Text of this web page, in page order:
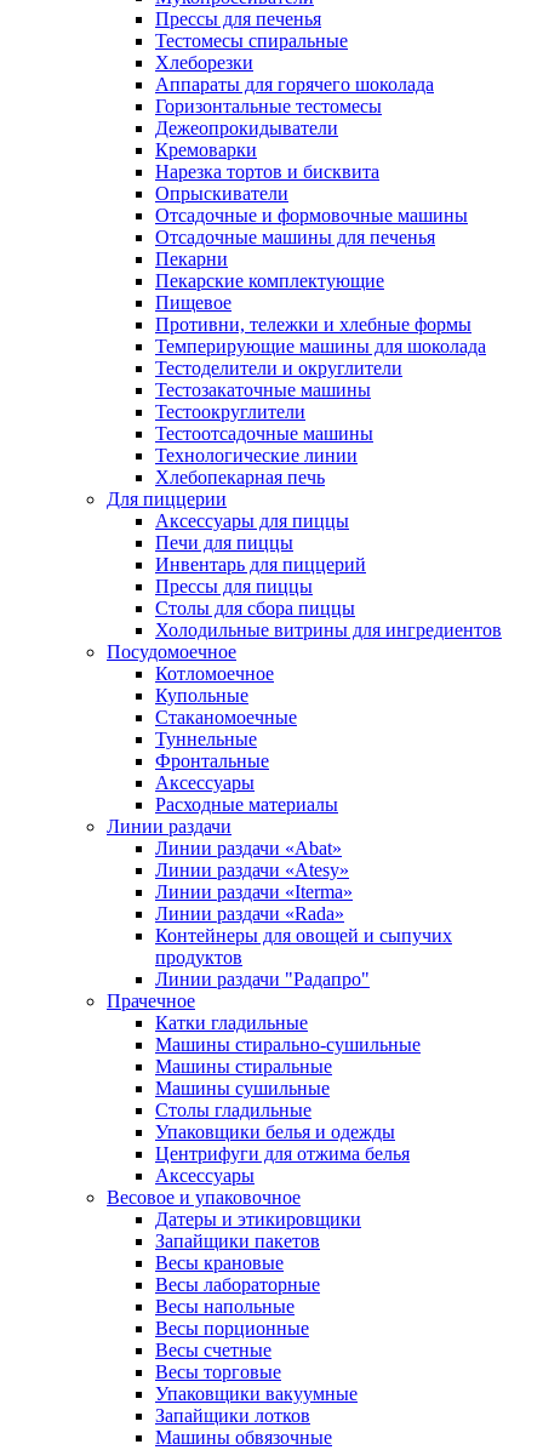
Прессы для печенья
Тестомесы спиральные
Хлеборезки
Аппараты для горячего шоколада
Горизонтальные тестомесы
Дежеопрокидыватели
Кремоварки
Нарезка тортов и бисквита
Опрыскиватели
Отсадочные и формовочные машины
Отсадочные машины для печенья
Пекарни
Пекарские комплектующие
Пищевое
Противни, тележки и хлебные формы
Темперирующие машины для шоколада
Тестоделители и округлители
Тестозакаточные машины
Тестоокруглители
Тестоотсадочные машины
Технологические линии
Хлебопекарная печь
Для пиццерии
Аксессуары для пиццы
Печи для пиццы
Инвентарь для пиццерий
Прессы для пиццы
Столы для сбора пиццы
Холодильные витрины для ингредиентов
Посудомоечное
Котломоечное
Купольные
Стаканомоечные
Туннельные
Фронтальные
Аксессуары
Расходные материалы
Линии раздачи
Линии раздачи «Abat»
Линии раздачи «Atesy»
Линии раздачи «Iterma»
Линии раздачи «Rada»
Контейнеры для овощей и сыпучих
продуктов
Линии раздачи "Радапро"
Прачечное
Катки гладильные
Машины стирально-сушильные
Машины стиральные
Машины сушильные
Столы гладильные
Упаковщики белья и одежды
Центрифуги для отжима белья
Аксессуары
Весовое и упаковочное
Датеры и этикировщики
Запайщики пакетов
Весы крановые
Весы лабораторные
Весы напольные
Весы порционные
Весы счетные
Весы торговые
Упаковщики вакуумные
Запайщики лотков
Машины обвязочные